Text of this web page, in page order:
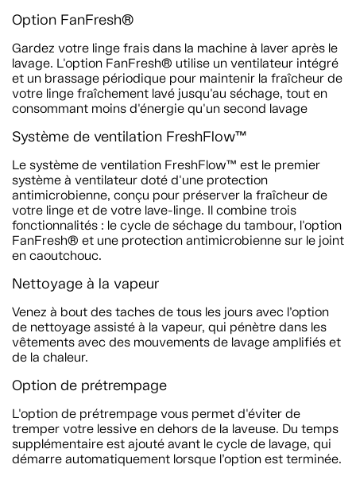
Option FanFresh®
Gardez votre linge frais dans la machine à laver après le
lavage. L'option FanFresh® utilise un ventilateur intégré
et un brassage périodique pour maintenir la fraîcheur de
votre linge fraîchement lavé jusqu'au séchage, tout en
consommant moins d'énergie qu'un second lavage
Système de ventilation FreshFlow™
Le système de ventilation FreshFlow™ est le premier
système à ventilateur doté d'une protection
antimicrobienne, conçu pour préserver la fraîcheur de
votre linge et de votre lave-linge. Il combine trois
fonctionnalités : le cycle de séchage du tambour, l'option
FanFresh® et une protection antimicrobienne sur le joint
en caoutchouc.
Nettoyage à la vapeur
Venez à bout des taches de tous les jours avec l’option
de nettoyage assisté à la vapeur, qui pénètre dans les
vêtements avec des mouvements de lavage amplifiés et
de la chaleur.
Option de prétrempage
L'option de prétrempage vous permet d'éviter de
tremper votre lessive en dehors de la laveuse. Du temps
supplémentaire est ajouté avant le cycle de lavage, qui
démarre automatiquement lorsque l’option est terminée.